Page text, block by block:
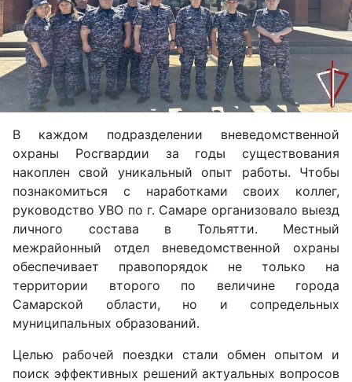
В каждом подразделении вневедомственной
охраны Росгвардии за годы существования
накоплен свой уникальный опыт работы. Чтобы
познакомиться с наработками своих коллег,
руководство УВО по г. Самаре организовало выезд
личного состава в Тольятти. Местный
межрайонный отдел вневедомственной охраны
обеспечивает правопорядок не только на
территории второго по величине города
Самарской области, но и сопредельных
муниципальных образований.
Целью рабочей поездки стали обмен опытом и
поиск эффективных решений актуальных вопросов